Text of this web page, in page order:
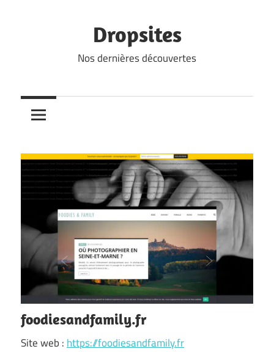
Dropsites
Nos dernières découvertes
foodiesandfamily.fr
Site web : https://foodiesandfamily.fr